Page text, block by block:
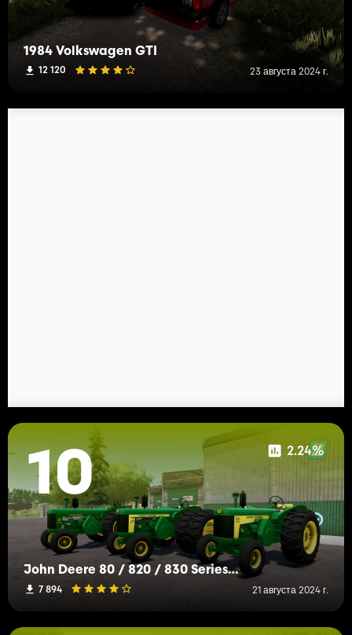
1984 Volkswagen GTI
12 120 23 августа 2024 г.
10 2.24%
John Deere 80 / 820 / 830 Series (1955-1959)
7 894 21 августа 2024 г.